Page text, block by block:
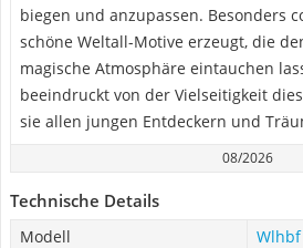
biegen und anzupassen. Besonders
schöne Weltall-Motive erzeugt, die
magische Atmosphäre eintauchen
beeindruckt von der Vielseitigkeit
sie allen jungen Entdeckern und
08/2026
Technische Details
Modell